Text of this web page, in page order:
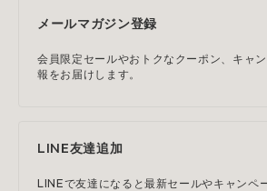
メールマガジン登録
会員限定セールやおトクなクーポン、キャ
報をお届けします。
LINE友達追加
LINEで友達になると最新セールやキャンペ